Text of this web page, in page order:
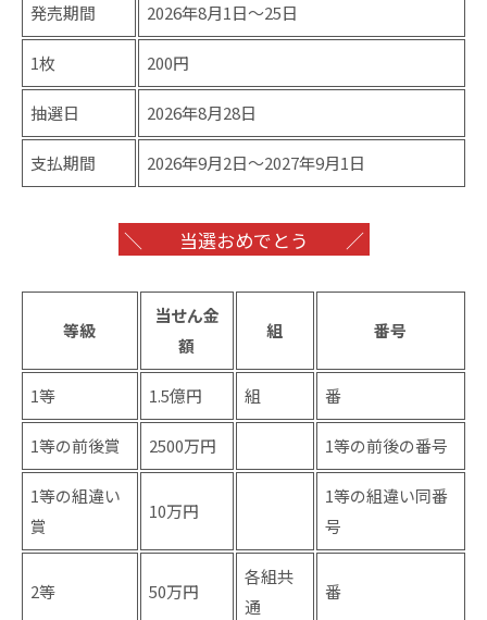
発売期間 2026年8月1日〜25日
1枚 200円
抽選日 2026年8月28日
支払期間 2026年9月2日〜2027年9月1日
＼ 当選おめでとう ／
等級
当せん金
額
組 番号
1等 1.5億円 組 番
1等の前後賞 2500万円 1等の前後の番号
1等の組違い
賞
10万円
1等の組違い同番
号
2等 50万円
各組共
通
番